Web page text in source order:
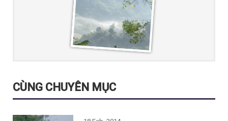
CÙNG CHUYÊN MỤC